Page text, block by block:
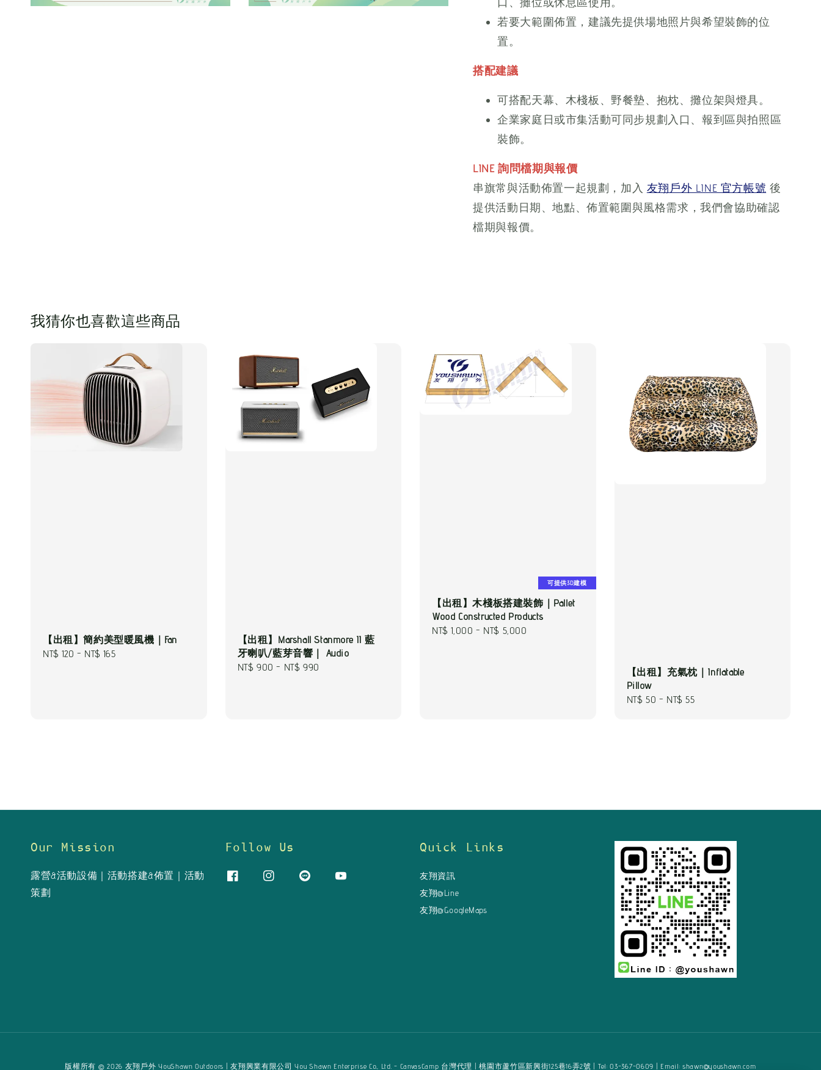
若要大範圍佈置，建議先提供場地照片與希望裝飾的位
置。
搭配建議
可搭配天幕、木棧板、野餐墊、抱枕、攤位架與燈具。
企業家庭日或市集活動可同步規劃入口、報到區與拍照區
裝飾。
LINE 詢問檔期與報價
串旗常與活動佈置一起規劃，加入 友翔戶外 LINE 官方帳號 後
提供活動日期、地點、佈置範圍與風格需求，我們會協助確認
檔期與報價。
我猜你也喜歡這些商品
【出租】簡約美型暖風機｜Fan
Regular
NT$ 120 - NT$ 165
【出租】Marshall Stanmore II 藍
牙喇叭/藍芽音響｜ Audio
Regular
NT$ 900 - NT$ 990
可提供3D建模
【出租】木棧板搭建裝飾｜Pallet
Wood Constructed Products
Regular
NT$ 1,000 - NT$ 5,000
【出租】充氣枕｜Inflatable
Pillow
Regular
NT$ 50 - NT$ 55
Our Mission
露營&活動設備｜活動搭建&佈置｜活動
策劃
Follow Us Quick Links
友翔資訊
友翔@Line
友翔@GoogleMaps
版權所有 © 2026 友翔戶外 YouShawn Outdoors | 友翔興業有限公司 You Shawn Enterprise Co., Ltd. - CanvasCamp 台灣代理 | 桃園市蘆竹區新興街125巷16弄2號 | Tel: 03-367-0609 | Email: shawn@youshawn.com